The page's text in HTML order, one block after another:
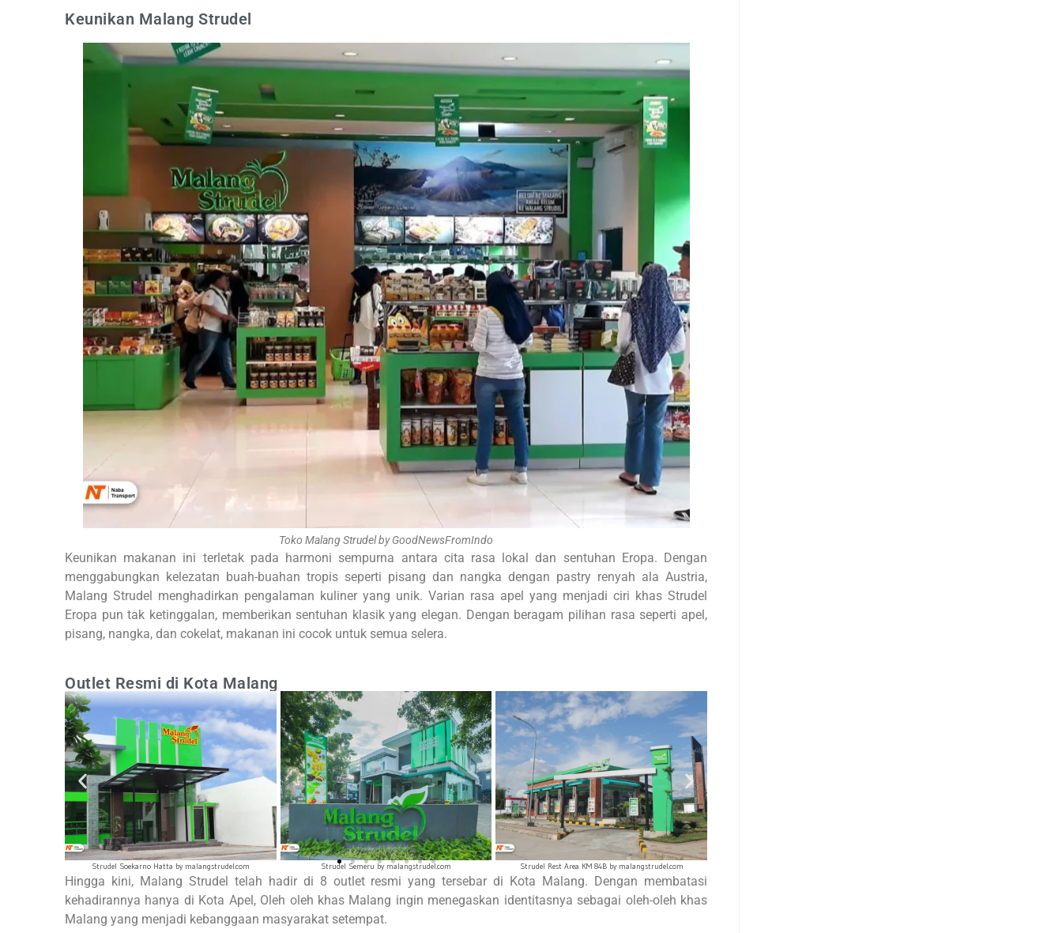
Keunikan Malang Strudel
Toko Malang Strudel by GoodNewsFromIndo
Keunikan makanan ini terletak pada harmoni sempurna antara cita rasa lokal dan sentuhan Eropa. Dengan
menggabungkan kelezatan buah-buahan tropis seperti pisang dan nangka dengan pastry renyah ala Austria,
Malang Strudel menghadirkan pengalaman kuliner yang unik. Varian rasa apel yang menjadi ciri khas Strudel
Eropa pun tak ketinggalan, memberikan sentuhan klasik yang elegan. Dengan beragam pilihan rasa seperti apel,
pisang, nangka, dan cokelat, makanan ini cocok untuk semua selera.
Outlet Resmi di Kota Malang
Strudel Semeru by malangstrudel.com Strudel Rest Area KM 84B by malangstrudel.com Strudel Rest Area KM 66B by malangstrudel.com
Hingga kini, Malang Strudel telah hadir di 8 outlet resmi yang tersebar di Kota Malang. Dengan membatasi
kehadirannya hanya di Kota Apel, Oleh oleh khas Malang ingin menegaskan identitasnya sebagai oleh-oleh khas
Malang yang menjadi kebanggaan masyarakat setempat.